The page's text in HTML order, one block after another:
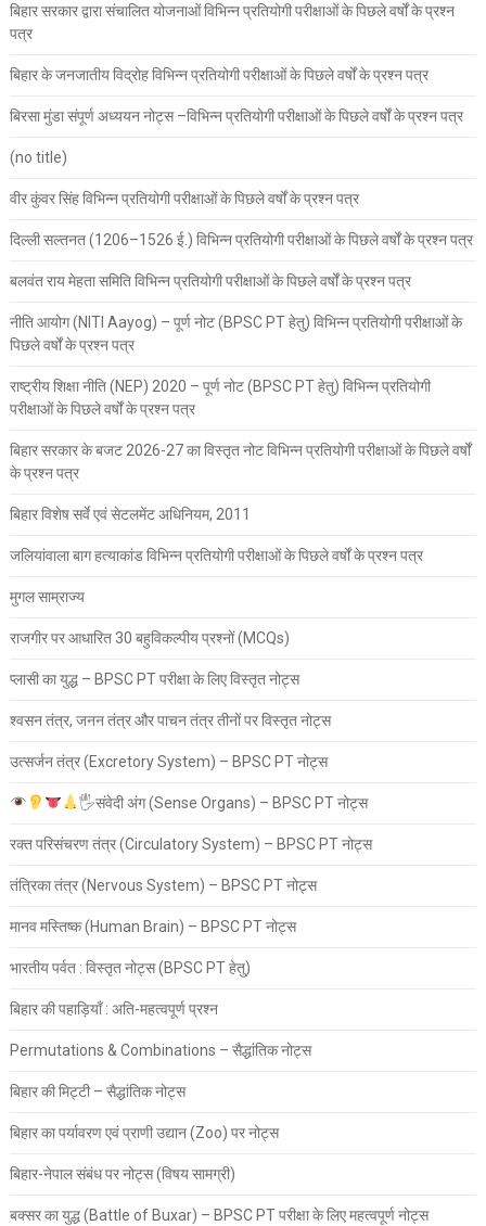
बिहार सरकार द्वारा संचालित योजनाओं विभिन्न प्रतियोगी परीक्षाओं के पिछले वर्षों के प्रश्न
पत्र
बिहार के जनजातीय विद्रोह विभिन्न प्रतियोगी परीक्षाओं के पिछले वर्षों के प्रश्न पत्र
बिरसा मुंडा संपूर्ण अध्ययन नोट्स –विभिन्न प्रतियोगी परीक्षाओं के पिछले वर्षों के प्रश्न पत्र
(no title)
वीर कुंवर सिंह विभिन्न प्रतियोगी परीक्षाओं के पिछले वर्षों के प्रश्न पत्र
दिल्ली सल्तनत (1206–1526 ई.) विभिन्न प्रतियोगी परीक्षाओं के पिछले वर्षों के प्रश्न पत्र
बलवंत राय मेहता समिति विभिन्न प्रतियोगी परीक्षाओं के पिछले वर्षों के प्रश्न पत्र
नीति आयोग (NITI Aayog) – पूर्ण नोट (BPSC PT हेतु) विभिन्न प्रतियोगी परीक्षाओं के
पिछले वर्षों के प्रश्न पत्र
राष्ट्रीय शिक्षा नीति (NEP) 2020 – पूर्ण नोट (BPSC PT हेतु) विभिन्न प्रतियोगी
परीक्षाओं के पिछले वर्षों के प्रश्न पत्र
बिहार सरकार के बजट 2026-27 का विस्तृत नोट विभिन्न प्रतियोगी परीक्षाओं के पिछले वर्षों
के प्रश्न पत्र
बिहार विशेष सर्वे एवं सेटलमेंट अधिनियम, 2011
जलियांवाला बाग हत्याकांड विभिन्न प्रतियोगी परीक्षाओं के पिछले वर्षों के प्रश्न पत्र
मुगल साम्राज्य
राजगीर पर आधारित 30 बहुविकल्पीय प्रश्नों (MCQs)
प्लासी का युद्ध – BPSC PT परीक्षा के लिए विस्तृत नोट्स
श्वसन तंत्र, जनन तंत्र और पाचन तंत्र तीनों पर विस्तृत नोट्स
उत्सर्जन तंत्र (Excretory System) – BPSC PT नोट्स
🖐संवेदी अंग (Sense Organs) – BPSC PT नोट्स
रक्त परिसंचरण तंत्र (Circulatory System) – BPSC PT नोट्स
तंत्रिका तंत्र (Nervous System) – BPSC PT नोट्स
मानव मस्तिष्क (Human Brain) – BPSC PT नोट्स
भारतीय पर्वत : विस्तृत नोट्स (BPSC PT हेतु)
बिहार की पहाड़ियाँ : अति-महत्वपूर्ण प्रश्न
Permutations & Combinations – सैद्धांतिक नोट्स
बिहार की मिट्टी – सैद्धांतिक नोट्स
बिहार का पर्यावरण एवं प्राणी उद्यान (Zoo) पर नोट्स
बिहार-नेपाल संबंध पर नोट्स (विषय सामग्री)
बक्सर का युद्ध (Battle of Buxar) – BPSC PT परीक्षा के लिए महत्वपूर्ण नोट्स